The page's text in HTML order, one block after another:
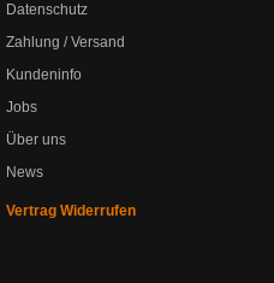
Datenschutz
Zahlung / Versand
Kundeninfo
Jobs
Über uns
News
Vertrag Widerrufen